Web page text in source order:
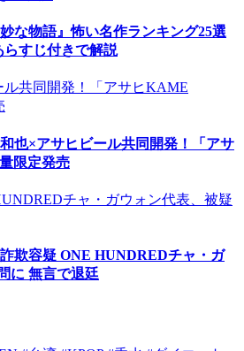
な物語』怖い名作ランキング25選
らすじ付きで解説
也×アサヒビール共同開発！「アサ
限定発売
欺容疑 ONE HUNDREDチャ・ガ
に 無言で退廷